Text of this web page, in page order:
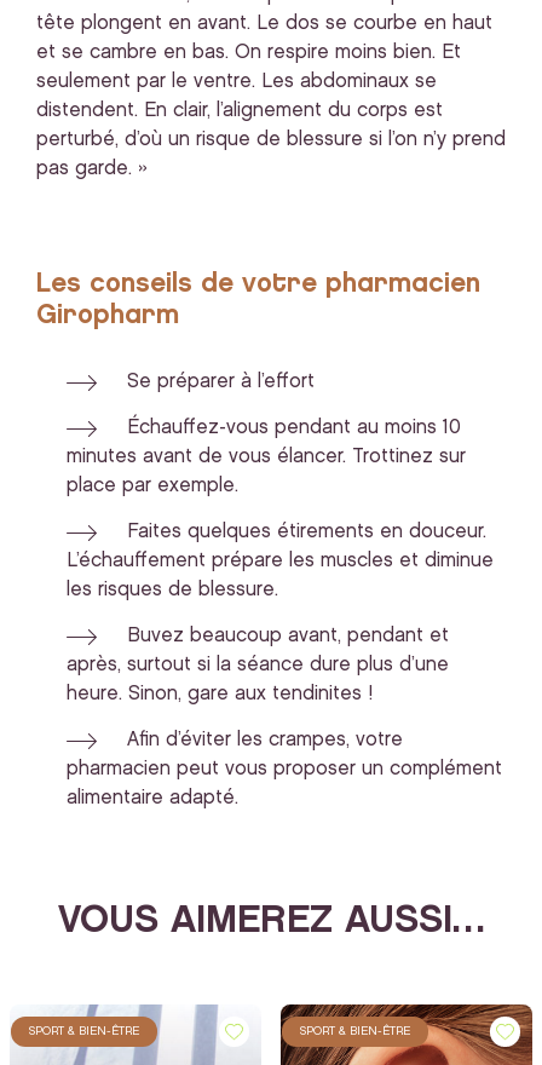
tête plongent en avant. Le dos se courbe en haut
et se cambre en bas. On respire moins bien. Et
seulement par le ventre. Les abdominaux se
distendent. En clair, l’alignement du corps est
perturbé, d’où un risque de blessure si l’on n’y prend
pas garde. »
Les conseils de votre pharmacien
Giropharm
Se préparer à l’effort
Échauffez-vous pendant au moins 10
minutes avant de vous élancer. Trottinez sur
place par exemple.
Faites quelques étirements en douceur.
L’échauffement prépare les muscles et diminue
les risques de blessure.
Buvez beaucoup avant, pendant et
après, surtout si la séance dure plus d’une
heure. Sinon, gare aux tendinites !
Afin d’éviter les crampes, votre
pharmacien peut vous proposer un complément
alimentaire adapté.
VOUS AIMEREZ AUSSI…
SPORT & BIEN-ÊTRE SPORT & BIEN-ÊTRE